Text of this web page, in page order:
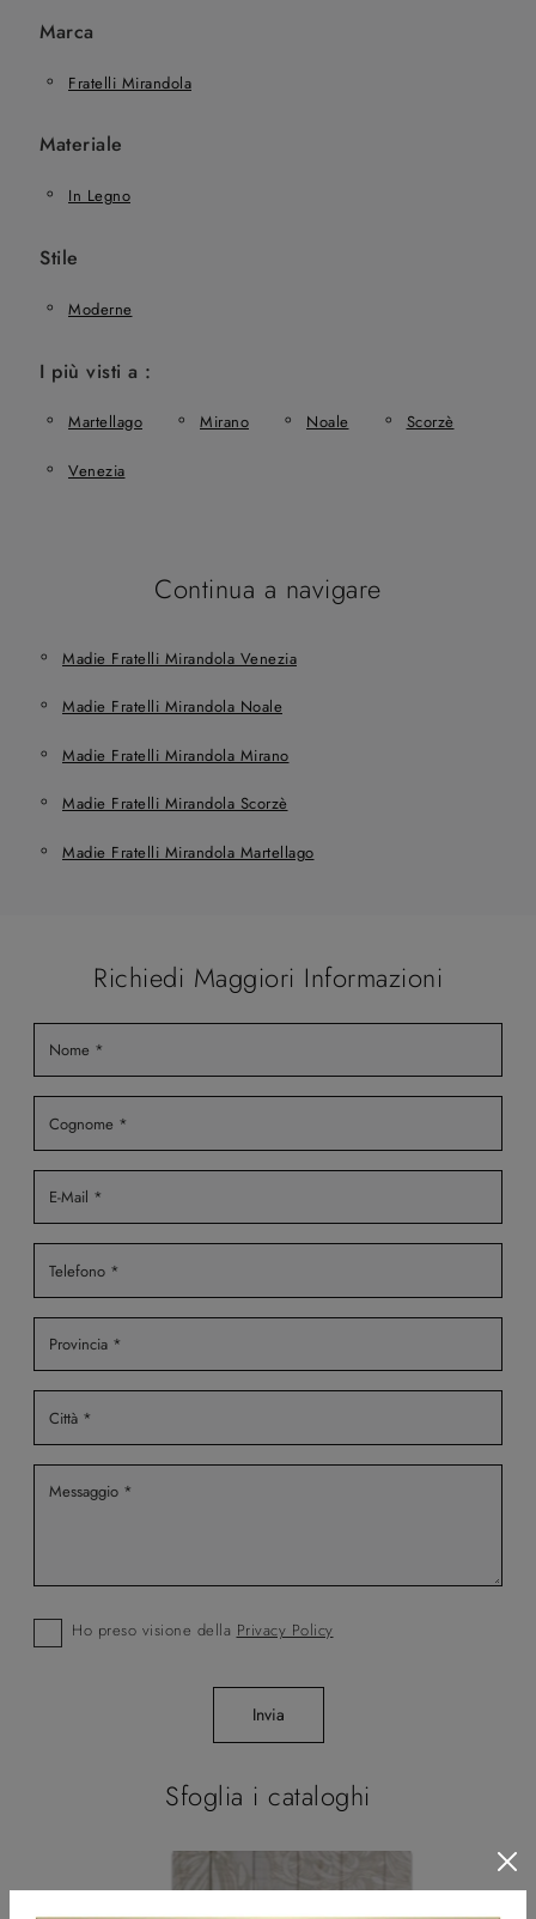
Marca
Fratelli Mirandola
Materiale
In Legno
Stile
Moderne
I più visti a :
Martellago Mirano Noale Scorzè
Venezia
Continua a navigare
Madie Fratelli Mirandola Venezia
Madie Fratelli Mirandola Noale
Madie Fratelli Mirandola Mirano
Madie Fratelli Mirandola Scorzè
Madie Fratelli Mirandola Martellago
Sfoglia i cataloghi
Richiedi Maggiori Informazioni
Ho preso visione della Privacy Policy
Invia